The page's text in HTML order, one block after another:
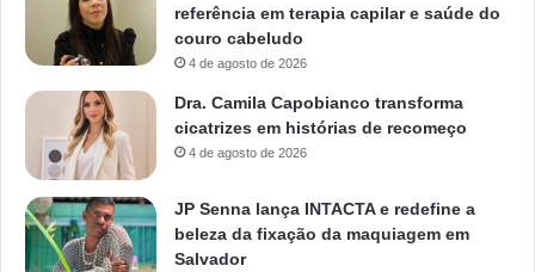
referência em terapia capilar e saúde do
couro cabeludo
4 de agosto de 2026
Dra. Camila Capobianco transforma
cicatrizes em histórias de recomeço
4 de agosto de 2026
JP Senna lança INTACTA e redefine a
beleza da fixação da maquiagem em
Salvador